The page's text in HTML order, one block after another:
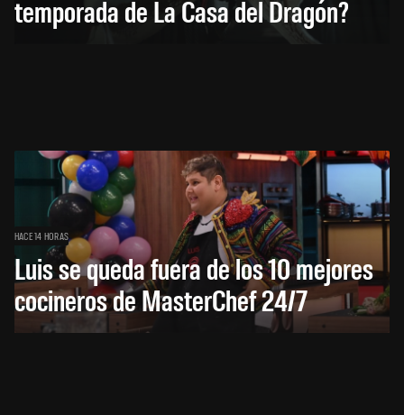
temporada de La Casa del Dragón?
HACE 14 HORAS
Luis se queda fuera de los 10 mejores
cocineros de MasterChef 24/7